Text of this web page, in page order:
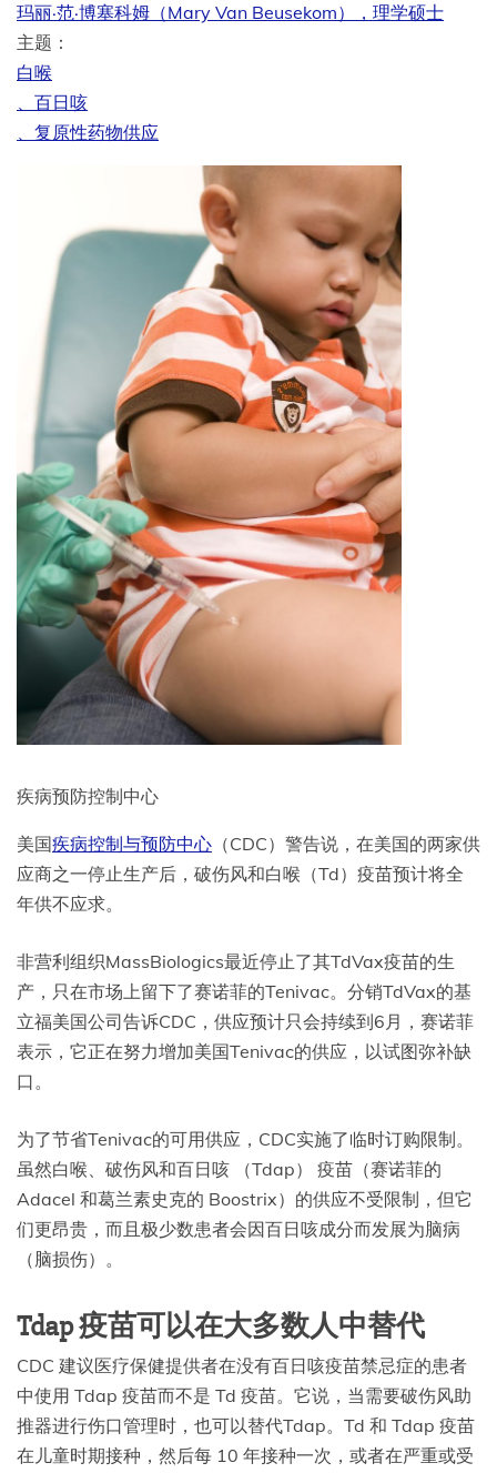
玛丽·范·博塞科姆（Mary Van Beusekom），理学硕士
主题：
白喉
、百日咳
、复原性药物供应
疾病预防控制中心
美国疾病控制与预防中心 （CDC）警告说 ，在美国的两家供
应商之一停止生产后，破伤风和白喉（Td）疫苗预计将全
年供不应求。
非营利组织MassBiologics最近停止了其TdVax疫苗的生
产，只在市场上留下了赛诺菲的Tenivac。分销TdVax的基
立福美国公司告诉CDC，供应预计只会持续到6月，赛诺菲
表示，它正在努力增加美国Tenivac的供应，以试图弥补缺
口。
为了节省Tenivac的可用供应，CDC实施了临时订购限制。
虽然白喉、破伤风和百日咳 （Tdap） 疫苗（赛诺菲的
Adacel 和葛兰素史克的 Boostrix） 的供应不受限制，但它
们更昂贵，而且极少数患者会因百日咳成分而发展为脑病
（脑损伤）。
Tdap 疫苗可以在大多数人中替代
CDC 建议医疗保健提供者在没有百日咳疫苗禁忌症的患者
中使用 Tdap 疫苗而不是 Td 疫苗。它说，当需要破伤风助
推器进行伤口管理时，也可以替代Tdap。Td 和 Tdap 疫苗
在儿童时期接种，然后每 10 年接种一次，或者在严重或受